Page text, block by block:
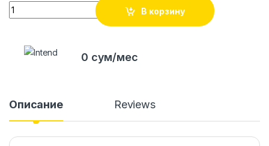
Quantity
В корзину
0 сум/мес
Описание Reviews